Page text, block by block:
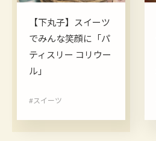
【下丸子】スイーツ
でみんな笑顔に「パ
ティスリー コリウー
ル」
#スイーツ